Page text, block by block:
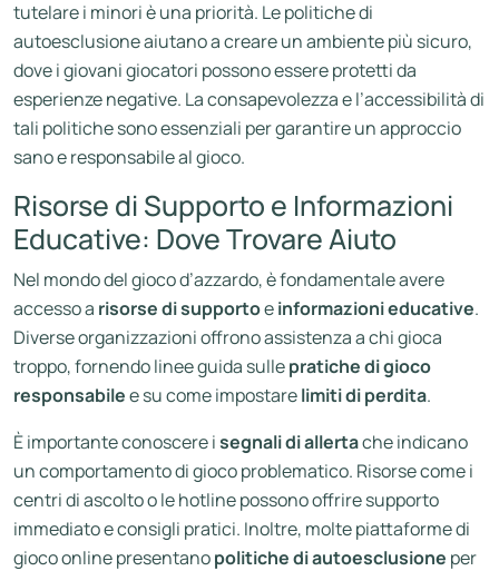
tutelare i minori è una priorità. Le politiche di
autoesclusione aiutano a creare un ambiente più sicuro,
dove i giovani giocatori possono essere protetti da
esperienze negative. La consapevolezza e l’accessibilità di
tali politiche sono essenziali per garantire un approccio
sano e responsabile al gioco.
Risorse di Supporto e Informazioni
Educative: Dove Trovare Aiuto
Nel mondo del gioco d’azzardo, è fondamentale avere
accesso a risorse di supportoeinformazioni educative.
Diverse organizzazioni offrono assistenza a chi gioca
troppo, fornendo linee guida sullepratiche di gioco
responsabilee su come impostarelimiti di perdita.
È importante conoscere isegnali di allertache indicano
un comportamento di gioco problematico. Risorse come i
centri di ascolto o le hotline possono offrire supporto
immediato e consigli pratici. Inoltre, molte piattaforme di
gioco online presentanopolitiche di autoesclusione per